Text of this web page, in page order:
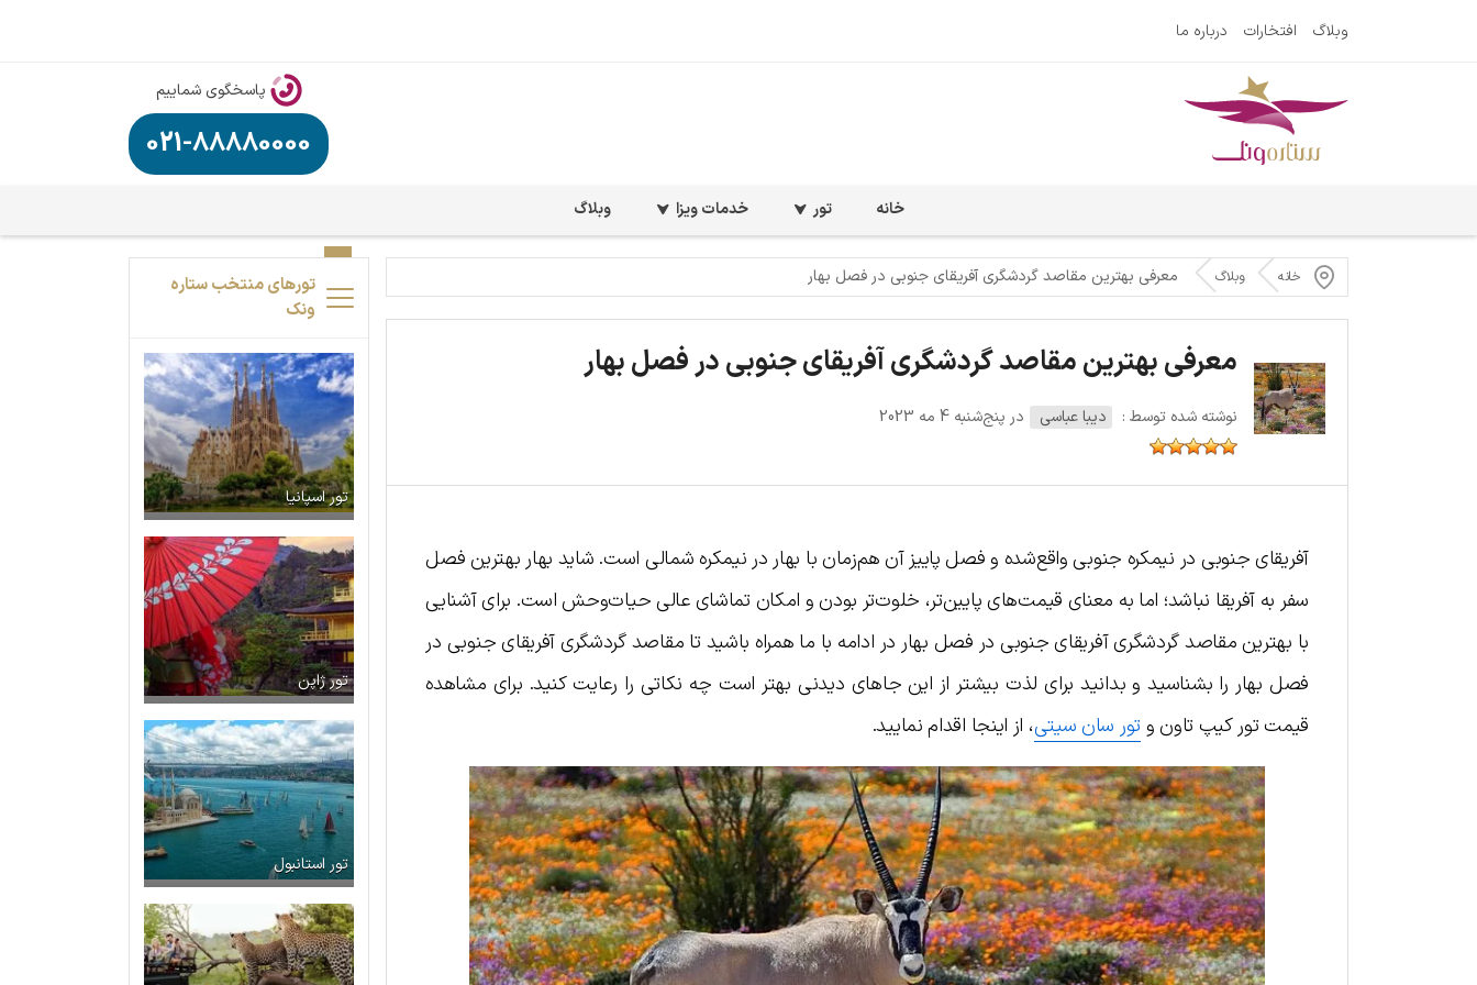
وبلاگ افتخارات درباره ما
پاسخگوی شماییم
021-88880000
خانه تور خدمات ویزا وبلاگ
خانه وبلاگ معرفی بهترین مقاصد گردشگری آفریقای جنوبی در فصل بهار
معرفی بهترین مقاصد گردشگری آفریقای جنوبی در فصل بهار
نوشته شده توسط : دیبا عباسی در پنج‌شنبه 4 مه 2023
آفریقای جنوبی در نیمکره جنوبی واقع‌شده و فصل پاییز آن هم‌زمان با بهار در نیمکره شمالی است. شاید بهار بهترین فصل
سفر به آفریقا نباشد؛ اما به معنای قیمت‌های پایین‌تر، خلوت‌تر بودن و امکان تماشای عالی حیات‌وحش است. برای آشنایی
با بهترین مقاصد گردشگری آفریقای جنوبی در فصل بهار در ادامه با ما همراه باشید تا مقاصد گردشگری آفریقای جنوبی در
فصل بهار را بشناسید و بدانید برای لذت بیشتر از این جاهای دیدنی بهتر است چه نکاتی را رعایت کنید. برای مشاهده
قیمت تور کیپ تاون و تور سان سیتی، از اینجا اقدام نمایید.
تورهای منتخب ستاره
ونک
تور اسپانیا
تور ژاپن
تور استانبول